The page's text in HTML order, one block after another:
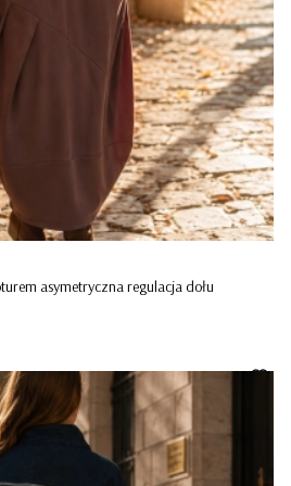
asymetryczna regulacja dołu